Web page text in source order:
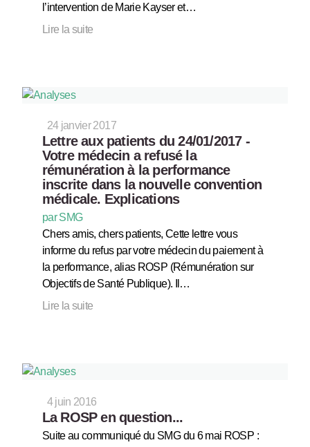
l’intervention de Marie Kayser et…
Lire la suite
24 janvier 2017
Lettre aux patients du 24/01/2017 -
Votre médecin a refusé la
rémunération à la performance
inscrite dans la nouvelle convention
médicale. Explications
par SMG
Chers amis, chers patients, Cette lettre vous
informe du refus par votre médecin du paiement à
la performance, alias ROSP (Rémunération sur
Objectifs de Santé Publique). Il…
Lire la suite
4 juin 2016
La ROSP en question...
Suite au communiqué du SMG du 6 mai ROSP :